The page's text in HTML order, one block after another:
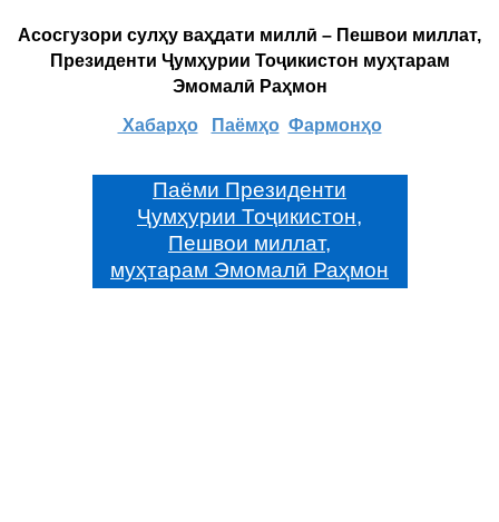
Асосгузори сулҳу ваҳдати миллӣ – Пешвои миллат,
Президенти Ҷумҳурии Тоҷикистон муҳтарам
Эмомалӣ Раҳмон
Хабарҳо Паёмҳо Фармонҳо
Паёми Президенти
Ҷумҳурии Тоҷикистон,
Пешвои миллат,
муҳтарам Эмомалӣ Раҳмон